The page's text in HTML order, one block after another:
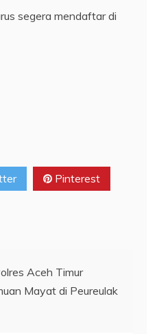
segera mendaftar di
Pinterest
Aceh Timur
Mayat di Peureulak